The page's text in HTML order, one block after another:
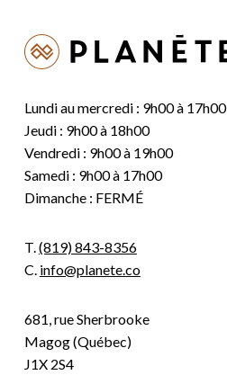
Lundi au mercredi : 9h00 à 17h00
Jeudi : 9h00 à 18h00
Vendredi : 9h00 à 19h00
Samedi : 9h00 à 17h00
Dimanche : FERMÉ
T.(819) 843-8356
C. info@planete.co
681, rue Sherbrooke
Magog (Québec)
J1X 2S4